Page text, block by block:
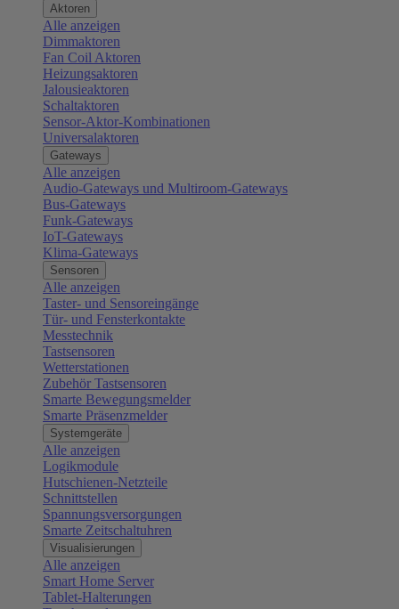
Aktoren
Alle anzeigen
Dimmaktoren
Fan Coil Aktoren
Heizungsaktoren
Jalousieaktoren
Schaltaktoren
Sensor-Aktor-Kombinationen
Universalaktoren
Gateways
Alle anzeigen
Audio-Gateways und Multiroom-Gateways
Bus-Gateways
Funk-Gateways
IoT-Gateways
Klima-Gateways
Sensoren
Alle anzeigen
Taster- und Sensoreingänge
Tür- und Fensterkontakte
Messtechnik
Tastsensoren
Wetterstationen
Zubehör Tastsensoren
Smarte Bewegungsmelder
Smarte Präsenzmelder
Systemgeräte
Alle anzeigen
Logikmodule
Hutschienen-Netzteile
Schnittstellen
Spannungsversorgungen
Smarte Zeitschaltuhren
Visualisierungen
Alle anzeigen
Smart Home Server
Tablet-Halterungen